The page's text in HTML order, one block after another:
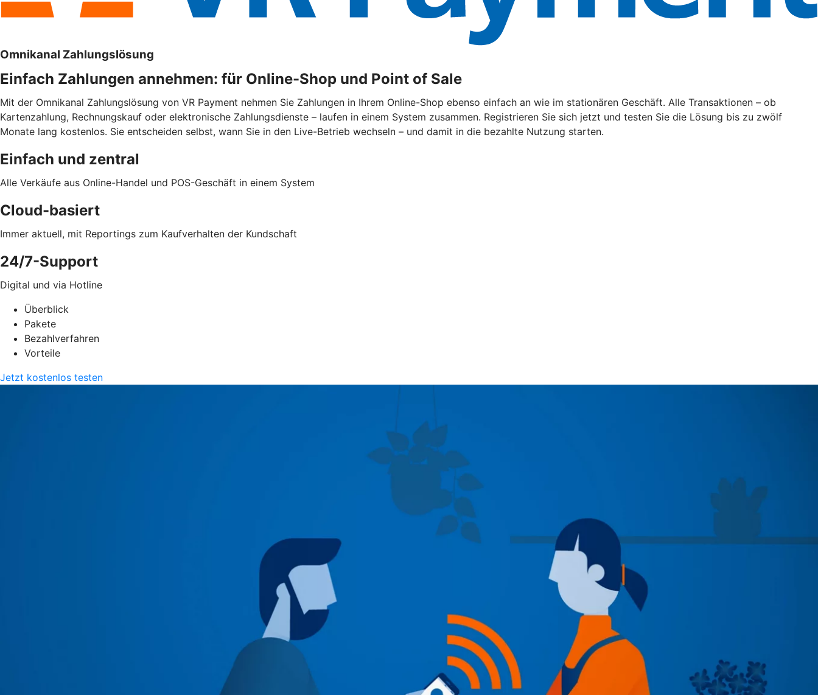
Omnikanal Zahlungslösung
Einfach Zahlungen annehmen: für Online-Shop und Point of Sale
Mit der Omnikanal Zahlungslösung von VR Payment nehmen Sie Zahlungen in Ihrem Online-Shop ebenso einfach an wie im stationären Geschäft. Alle Transaktionen – ob
Kartenzahlung, Rechnungskauf oder elektronische Zahlungsdienste – laufen in einem System zusammen. Registrieren Sie sich jetzt und testen Sie die Lösung bis zu zwölf
Monate lang kostenlos. Sie entscheiden selbst, wann Sie in den Live-Betrieb wechseln – und damit in die bezahlte Nutzung starten.
Einfach und zentral
Alle Verkäufe aus Online-Handel und POS-Geschäft in einem System
Cloud-basiert
Immer aktuell, mit Reportings zum Kaufverhalten der Kundschaft
24/7-Support
Digital und via Hotline
Überblick
Pakete
Bezahlverfahren
Vorteile
Jetzt kostenlos testen